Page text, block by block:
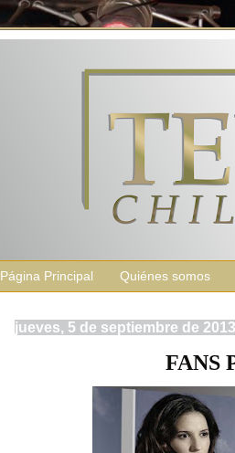
Página Principal Quiénes somos
jueves, 5 de septiembre de 2013
FANS